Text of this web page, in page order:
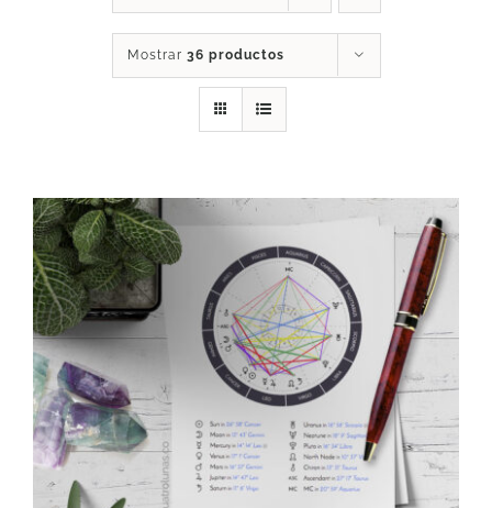
SERVICIOS
PRODUCTOS
ARTÍCULOS
ACERCA
CONTACTO
Mostrar 36 productos